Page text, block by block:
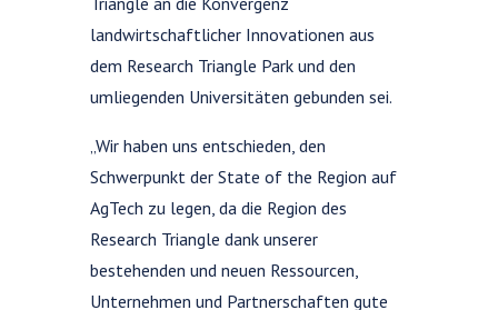
landwirtschaftlicher Innovationen aus
dem Research Triangle Park und den
umliegenden Universitäten gebunden sei.
„Wir haben uns entschieden, den
Schwerpunkt der State of the Region auf
AgTech zu legen, da die Region des
Research Triangle dank unserer
bestehenden und neuen Ressourcen,
Unternehmen und Partnerschaften gute